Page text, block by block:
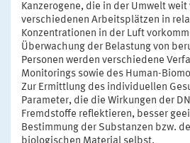
Kanzerogene, die in der Umwelt
verschiedenen Arbeitsplätzen in
Konzentrationen in der Luft
Überwachung der Belastung von
Personen werden verschiedene
Monitorings sowie des Human-
Zur Ermittlung des individuellen
Parameter, die die Wirkungen der
Fremdstoffe reflektieren, besser
Bestimmung der Substanzen bzw.